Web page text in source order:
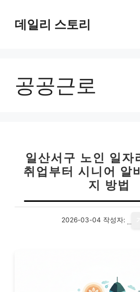
데일리 스토리
공공근로
일산서구 노인 일자
취업부터 시니어 알
지 방법
2026-03-04 작성자: